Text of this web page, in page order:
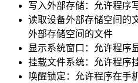
写入外部存储：
允许程序
读取设备外部存储空间的
外部存储空间的文件
显示系统窗口：
允许程序
挂载文件系统：
允许程序
唤醒锁定：
允许程序在手